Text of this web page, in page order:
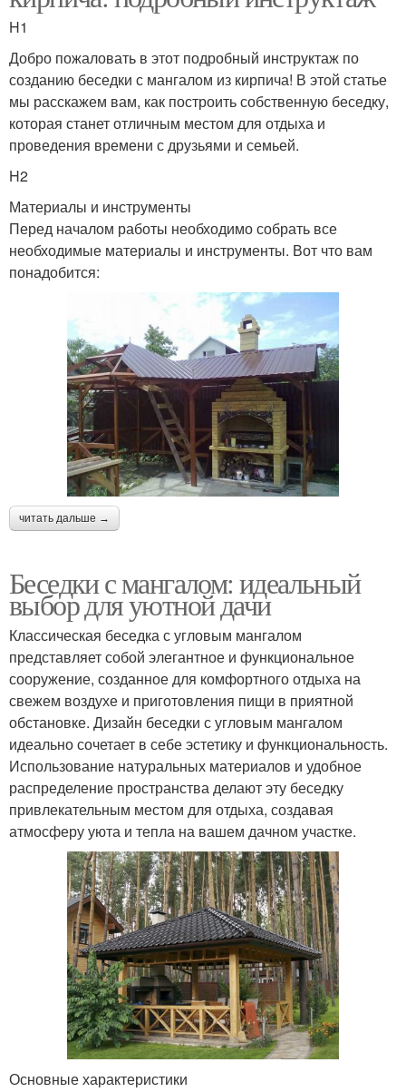
H1
Добро пожаловать в этот подробный инструктаж по
созданию беседки с мангалом из кирпича! В этой статье
мы расскажем вам, как построить собственную беседку,
которая станет отличным местом для отдыха и
проведения времени с друзьями и семьей.
H2
Материалы и инструменты
Перед началом работы необходимо собрать все
необходимые материалы и инструменты. Вот что вам
понадобится:
читать дальше →
Беседки с мангалом: идеальный
выбор для уютной дачи
Классическая беседка с угловым мангалом
представляет собой элегантное и функциональное
сооружение, созданное для комфортного отдыха на
свежем воздухе и приготовления пищи в приятной
обстановке. Дизайн беседки с угловым мангалом
идеально сочетает в себе эстетику и функциональность.
Использование натуральных материалов и удобное
распределение пространства делают эту беседку
привлекательным местом для отдыха, создавая
атмосферу уюта и тепла на вашем дачном участке.
Основные характеристики